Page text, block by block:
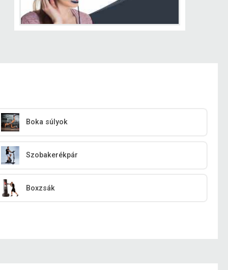
Boka súlyok
Szobakerékpár
Boxzsák